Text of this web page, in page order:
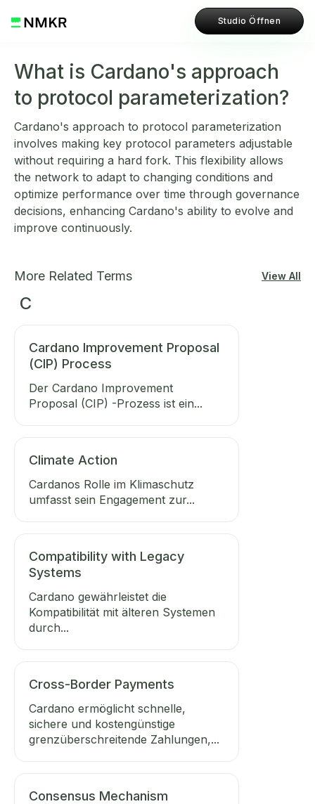
Studio Öffnen
What is Cardano's approach
to protocol parameterization?
Cardano's approach to protocol parameterization
involves making key protocol parameters adjustable
without requiring a hard fork. This flexibility allows
the network to adapt to changing conditions and
optimize performance over time through governance
decisions, enhancing Cardano's ability to evolve and
improve continuously.
More Related Terms View All
C
Cardano Improvement Proposal
(CIP) Process
Der Cardano Improvement
Proposal (CIP) -Prozess ist ein...
Climate Action
Cardanos Rolle im Klimaschutz
umfasst sein Engagement zur...
Compatibility with Legacy
Systems
Cardano gewährleistet die
Kompatibilität mit älteren Systemen
durch...
Cross-Border Payments
Cardano ermöglicht schnelle,
sichere und kostengünstige
grenzüberschreitende Zahlungen,...
Consensus Mechanism